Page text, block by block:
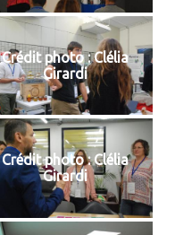
Crédit photo : Clélia
Girardi
Crédit photo : Clélia
Girardi